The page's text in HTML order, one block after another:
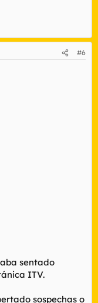
#6
sentado
ITV.
sospechas o